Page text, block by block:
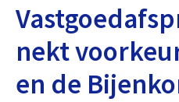
nekt
en de